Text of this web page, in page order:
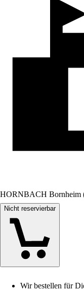
HORNBACH Bornheim
Nicht reservierbar
Wir bestellen für